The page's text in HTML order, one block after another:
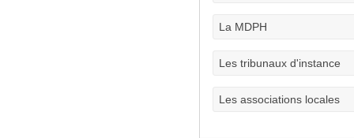
La MDPH
Les tribunaux d'instance
Les associations locales